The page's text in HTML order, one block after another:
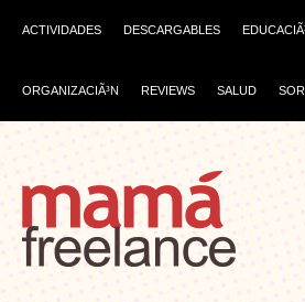
ACTIVIDADES DESCARGABLES
ORGANIZACIÃ³N REVIEWS SALUD